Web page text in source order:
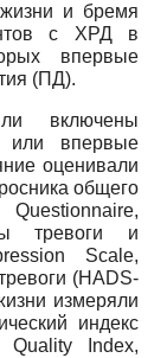
жизни и бремя
с ХРД в
впервые
(ПД).
включены
впервые
оценивали
общего
тревоги и
Scale,
(HADS-
измеряли
индекс
Quality Index,